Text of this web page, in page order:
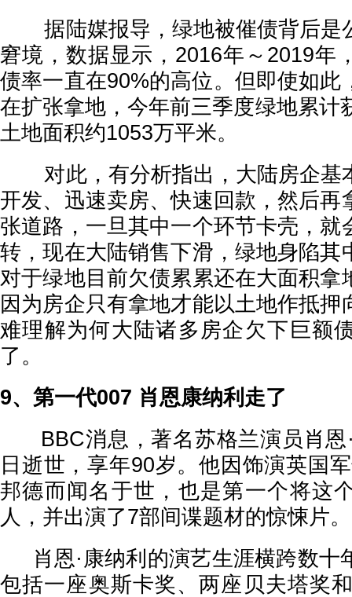
据陆媒报导，绿地被催债背后是
窘境，数据显示，2016年～2019年
债率一直在90%的高位。但即使如此
在扩张拿地，今年前三季度绿地累计
土地面积约1053万平米。
对此，有分析指出，大陆房企基
开发、迅速卖房、快速回款，然后再
张道路，一旦其中一个环节卡壳，就
转，现在大陆销售下滑，绿地身陷其
对于绿地目前欠债累累还在大面积拿
因为房企只有拿地才能以土地作抵押
难理解为何大陆诸多房企欠下巨额
了。
9、第一代007 肖恩康纳利走了
BBC消息，著名苏格兰演员肖恩
日逝世，享年90岁。他因饰演英国
邦德而闻名于世，也是第一个将这
人，并出演了7部间谍题材的惊悚片。
肖恩·康纳利的演艺生涯横跨数十
包括一座奥斯卡奖、两座贝夫塔奖